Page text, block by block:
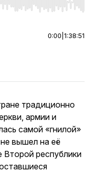
Home/End to jump to
0:00 1:38:51
традиционно
армии и
самой «гнилой»
вышел на её
Второй республики